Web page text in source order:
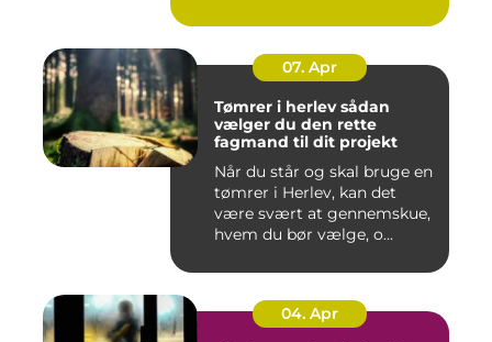
07. Apr
Tømrer i herlev sådan
vælger du den rette
fagmand til dit projekt
Når du står og skal bruge en
tømrer i Herlev, kan det
være svært at gennemskue,
hvem du bør vælge, o...
04. Apr